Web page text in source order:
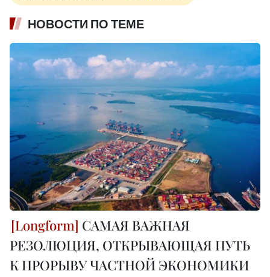
НОВОСТИ ПО ТЕМЕ
САМАЯ ВАЖНАЯ
РЕЗОЛЮЦИЯ, ОТКРЫВАЮЩАЯ ПУТЬ
К ПРОРЫВУ ЧАСТНОЙ ЭКОНОМИКИ